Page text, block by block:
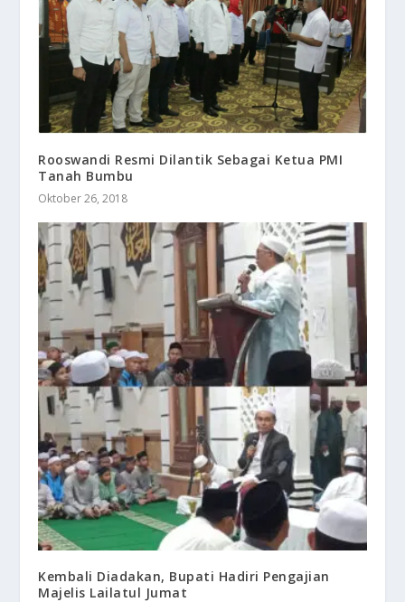
Rooswandi Resmi Dilantik Sebagai Ketua PMI
Tanah Bumbu
Oktober 26, 2018
Kembali Diadakan, Bupati Hadiri Pengajian
Majelis Lailatul Jumat